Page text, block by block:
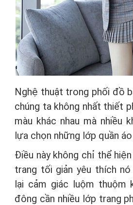
Nghệ thuật trong phối đồ
chúng ta không nhất thiết
màu khác nhau mà nhiều
lựa chọn những lớp quần
Điều này không chỉ thể
trang tối giản yêu thích
lại cảm giác luộm thuộm
đông cần nhiều lớp trang